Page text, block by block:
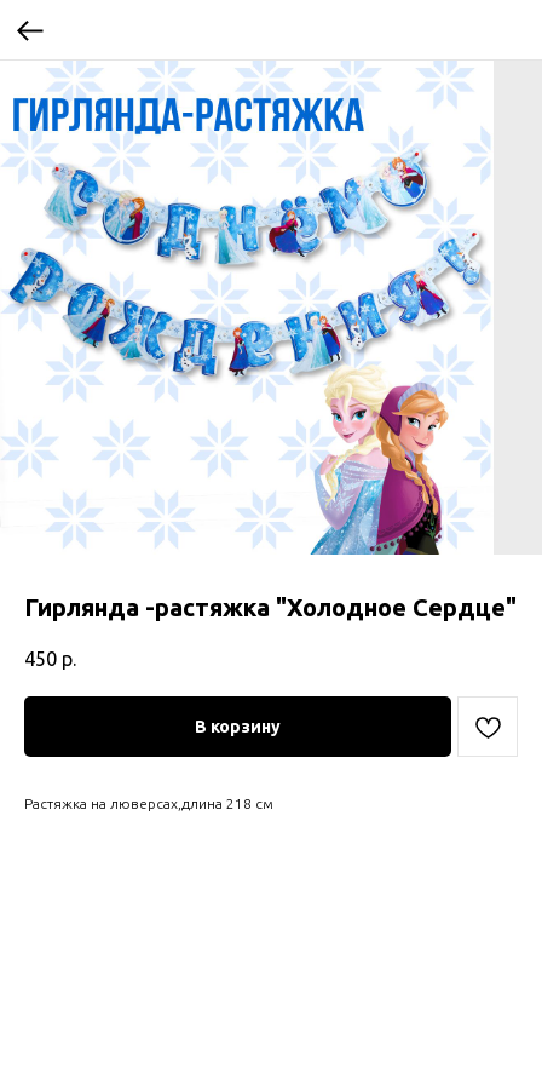
Гирлянда -растяжка "Холодное Сердце"
450 р.
В корзину
Растяжка на люверсах,длина 218 см